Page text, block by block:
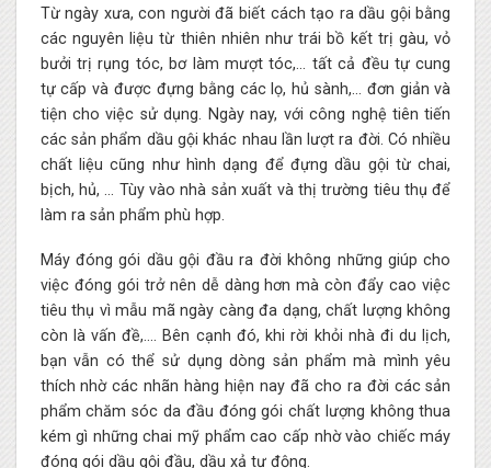
Từ ngày xưa, con người đã biết cách tạo ra dầu gội bằng
các nguyên liệu từ thiên nhiên như trái bồ kết trị gàu, vỏ
bưởi trị rụng tóc, bơ làm mượt tóc,… tất cả đều tự cung
tự cấp và được đựng bằng các lọ, hủ sành,… đơn giản và
tiện cho việc sử dụng. Ngày nay, với công nghệ tiên tiến
các sản phẩm dầu gội khác nhau lần lượt ra đời. Có nhiều
chất liệu cũng như hình dạng để đựng dầu gội từ chai,
bịch, hủ, … Tùy vào nhà sản xuất và thị trường tiêu thụ để
làm ra sản phẩm phù hợp.
Máy đóng gói dầu gội đầu ra đời không những giúp cho
việc đóng gói trở nên dễ dàng hơn mà còn đẩy cao việc
tiêu thụ vì mẫu mã ngày càng đa dạng, chất lượng không
còn là vấn đề,…. Bên cạnh đó, khi rời khỏi nhà đi du lịch,
bạn vẫn có thể sử dụng dòng sản phẩm mà mình yêu
thích nhờ các nhãn hàng hiện nay đã cho ra đời các sản
phẩm chăm sóc da đầu đóng gói chất lượng không thua
kém gì những chai mỹ phẩm cao cấp nhờ vào chiếc máy
đóng gói dầu gội đầu, dầu xả tự động.